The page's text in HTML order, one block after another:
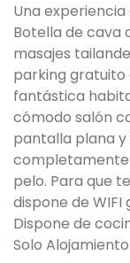
Una
Botella de cava
masajes
parking gratuito
fantástica
cómodo salón
pantalla plana
completamente
pelo. Para que
dispone de
Dispone de
Solo Alojamiento